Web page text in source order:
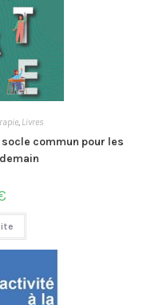
, Livres
commun pour les